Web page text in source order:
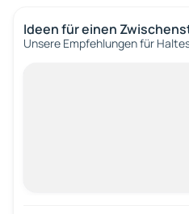
Ideen für einen
Unsere Empfehlungen für